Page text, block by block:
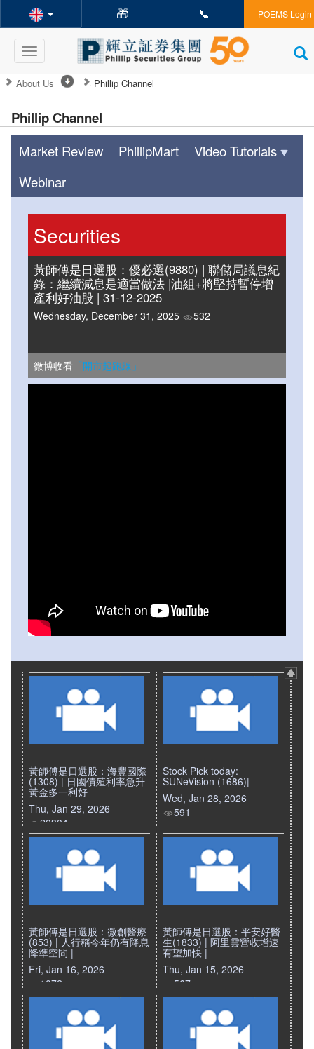
🎁 📞 POEMS Login
Toggle
navigation
About Us Phillip Channel
Phillip Channel
Market Review PhillipMart
Video Tutorials
Webinar
Securities
黃師傅是日選股：優必選(9880) | 聯儲局議息紀
錄：繼續減息是適當做法 |油組+將堅持暫停增
產利好油股 | 31-12-2025
Wednesday, December 31, 2025 532
微博收看 「開市起跑線」
黃師傅是日選股：海豐國際
(1308) | 日國債殖利率急升
黃金多一利好
Thu, Jan 29, 2026
20304
Stock Pick today:
SUNeVision (1686)|
Wed, Jan 28, 2026
591
黃師傅是日選股：微創醫療
(853) | 人行稱今年仍有降息
降準空間 |
Fri, Jan 16, 2026
1072
黃師傅是日選股：平安好醫
生(1833) | 阿里雲營收增速
有望加快 |
Thu, Jan 15, 2026
567